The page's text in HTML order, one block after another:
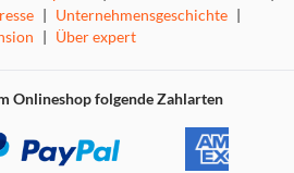
10-in-1 funktioniert mit jedem
mit einem USB-C-Anschluss.
von bis zu 5 GBit/s über USB
einfach anstecken & spielen!
| Unternehmensgeschichte |
| Über expert
Onlineshop folgende Zahlarten